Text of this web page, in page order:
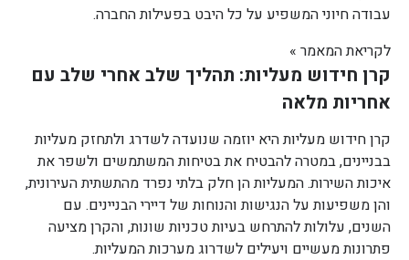
עבודה חיוני המשפיע על כל היבט בפעילות החברה.
לקריאת המאמר »
קרן חידוש מעליות: תהליך שלב אחרי שלב עם
אחריות מלאה
קרן חידוש מעליות היא יוזמה שנועדה לשדרג ולתחזק מעליות
בבניינים, במטרה להבטיח את בטיחות המשתמשים ולשפר את
איכות השירות. המעליות הן חלק בלתי נפרד מהתשתית העירונית,
והן משפיעות על הנגישות והנוחות של דיירי הבניינים. עם
השנים, עלולות להתרחש בעיות טכניות שונות, והקרן מציעה
פתרונות מעשיים ויעילים לשדרוג מערכות המעליות.